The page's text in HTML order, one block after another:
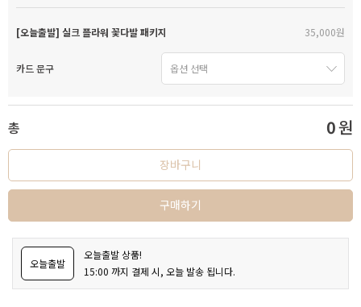
[오늘출발] 실크 플라워 꽃다발 패키지 35,000원
카드 문구
총 0원
장바구니
구매하기
오늘출발
오늘출발 상품!
15:00 까지 결제 시, 오늘 발송 됩니다.